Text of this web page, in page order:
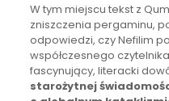
W tym miejscu tekst z
zniszczenia pergaminu,
odpowiedzi, czy Nefilim
współczesnego
fascynujący, literacki
starożytnej